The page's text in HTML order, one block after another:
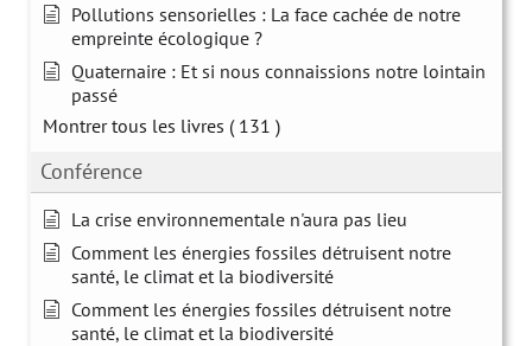
Pollutions sensorielles : La face cachée de notre
empreinte écologique ?
Quaternaire : Et si nous connaissions notre lointain
passé
Montrer tous les livres ( 131 )
Conférence
La crise environnementale n'aura pas lieu
Comment les énergies fossiles détruisent notre
santé, le climat et la biodiversité
Comment les énergies fossiles détruisent notre
santé, le climat et la biodiversité